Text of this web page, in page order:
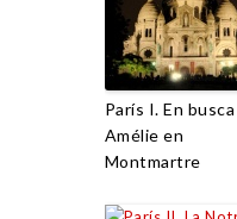
París I. En
Amélie en
Montmartre